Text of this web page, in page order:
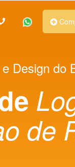
Design do
de